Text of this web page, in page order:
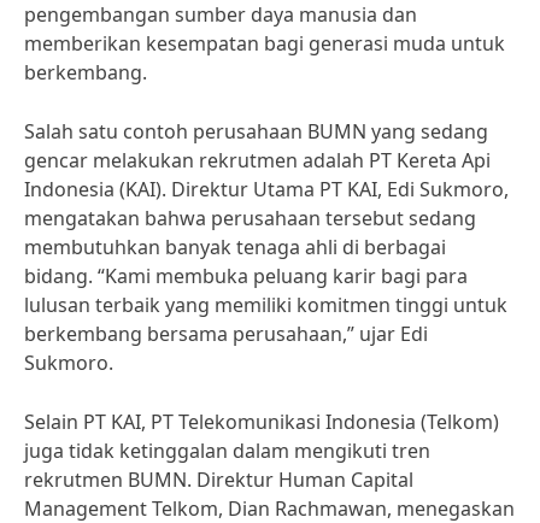
pengembangan sumber daya manusia dan
memberikan kesempatan bagi generasi muda untuk
berkembang.
Salah satu contoh perusahaan BUMN yang sedang
gencar melakukan rekrutmen adalah PT Kereta Api
Indonesia (KAI). Direktur Utama PT KAI, Edi Sukmoro,
mengatakan bahwa perusahaan tersebut sedang
membutuhkan banyak tenaga ahli di berbagai
bidang. “Kami membuka peluang karir bagi para
lulusan terbaik yang memiliki komitmen tinggi untuk
berkembang bersama perusahaan,” ujar Edi
Sukmoro.
Selain PT KAI, PT Telekomunikasi Indonesia (Telkom)
juga tidak ketinggalan dalam mengikuti tren
rekrutmen BUMN. Direktur Human Capital
Management Telkom, Dian Rachmawan, menegaskan